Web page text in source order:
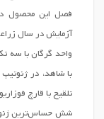
فصل این محصول
واحد گرگان با سه
با شاهد، در
تلقیح با قارچ
شش حساس‌ترین